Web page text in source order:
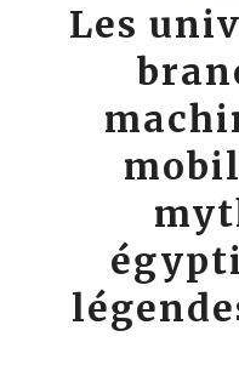
Les